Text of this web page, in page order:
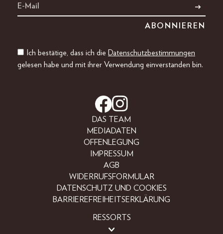
Ich bestätige, dass ich die Datenschutzbestimmungen
gelesen habe und mit ihrer Verwendung einverstanden bin.
DAS TEAM
MEDIADATEN
OFFENLEGUNG
IMPRESSUM
AGB
WIDERRUFSFORMULAR
DATENSCHUTZ UND COOKIES
BARRIEREFREIHEITSERKLÄRUNG
RESSORTS